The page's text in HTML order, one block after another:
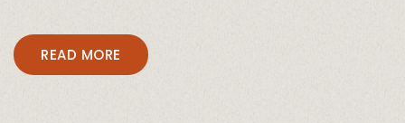
READ MORE